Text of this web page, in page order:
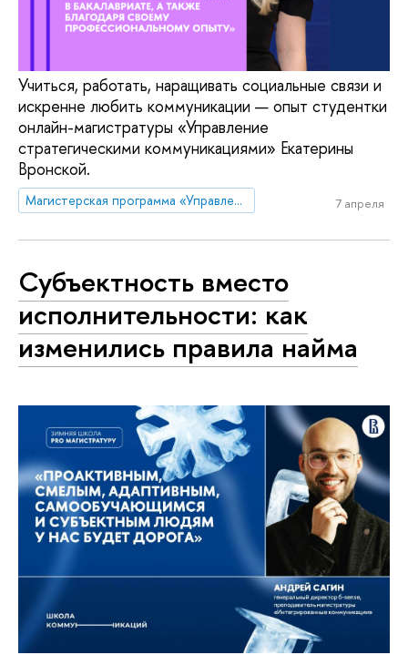
Учиться, работать, наращивать социальные связи и
искренне любить коммуникации — опыт студентки
онлайн-магистратуры «Управление
стратегическими коммуникациями» Екатерины
Вронской.
Магистерская программа «Управление стратегическими коммуникациями» 7 апреля
Субъектность вместо
исполнительности: как
изменились правила найма